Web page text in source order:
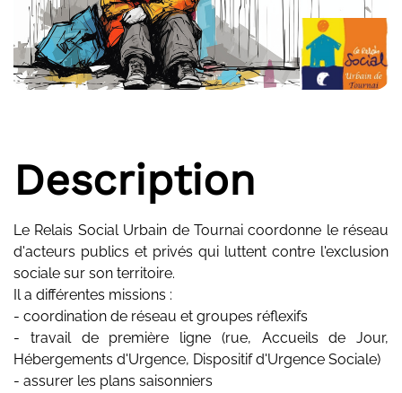
Description
Le Relais Social Urbain de Tournai coordonne le réseau
d'acteurs publics et privés qui luttent contre l'exclusion
sociale sur son territoire.
Il a différentes missions :
- coordination de réseau et groupes réflexifs
- travail de première ligne (rue, Accueils de Jour,
Hébergements d'Urgence, Dispositif d'Urgence Sociale)
- assurer les plans saisonniers